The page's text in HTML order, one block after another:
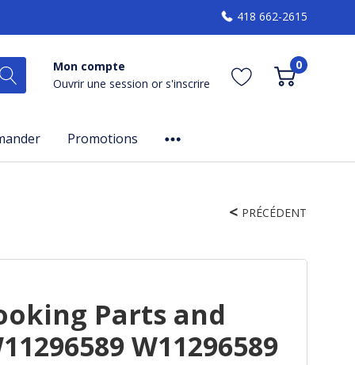
418 662-2615
Mon compte
Ouvrir une session or s'inscrire
0
Promotions
PRÉCÉDENT
Parts and
W11296589